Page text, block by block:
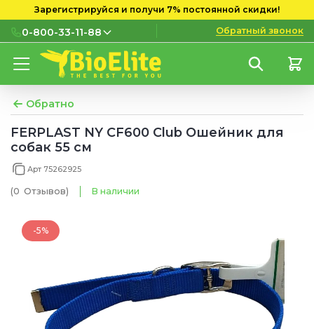
Зарегистрируйся и получи 7% постоянной скидки!
0-800-33-11-88
0-800-33-11-88
мобильных номеров
(097) 133 11 88
(095) 133 11 88
Обратный звонок
Обратно
FERPLAST NY CF600 Club Ошейник для
собак 55 см
Арт 75262925
(0 Отзывов) В наличии
-5%